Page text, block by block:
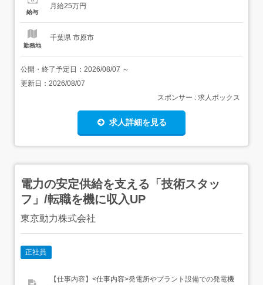
初任者研修:3,000円皆勤手当:5,000円処遇改善手当: 処遇改
給与
月給25万円
勤務地
千葉県 市原市
公開・終了予定日： 2026/08/07 ～
更新日： 2026/08/07
スポンサー : 求人ボックス
求人詳細を見る
電力の安定供給を支える「技術スタッ
フ」/転職を機に収入UP
東京動力株式会社
正社員
【仕事内容】<仕事内容>発電所やプラント設備での発電機